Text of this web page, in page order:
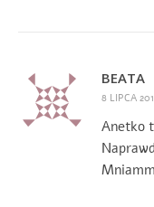
BEATA
8 LIPCA
Anetko